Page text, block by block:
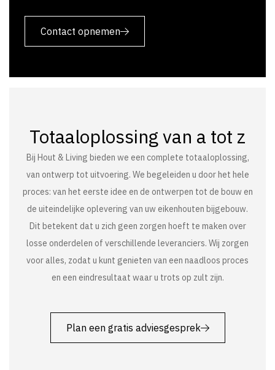
Contact opnemen
Totaaloplossing van a tot z
Bij Hout & Living bieden we een complete totaaloplossing,
van ontwerp tot uitvoering. We begeleiden u door het hele
proces: van het eerste idee en de ontwerpen tot de bouw en
de uiteindelijke oplevering van uw eikenhouten bijgebouw.
Dit betekent dat u zich geen zorgen hoeft te maken over
losse onderdelen of verschillende leveranciers. Wij zorgen
voor alles, zodat u kunt genieten van een naadloos proces
en een eindresultaat waar u trots op zult zijn.
Plan een gratis adviesgesprek